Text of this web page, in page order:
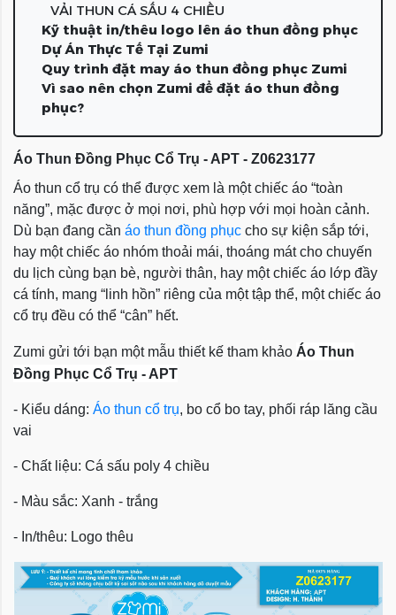
VẢI THUN CÁ SẤU 4 CHIỀU
Kỹ thuật in/thêu logo lên áo thun đồng phục
Dự Án Thực Tế Tại Zumi
Quy trình đặt may áo thun đồng phục Zumi
Vì sao nên chọn Zumi để đặt áo thun đồng
phục?
Áo Thun Đồng Phục Cổ Trụ - APT - Z0623177
Áo thun cổ trụ có thể được xem là một chiếc áo “toàn
năng”, mặc được ở mọi nơi, phù hợp với mọi hoàn cảnh.
Dù bạn đang cần áo thun đồng phục cho sự kiện sắp tới,
hay một chiếc áo nhóm thoải mái, thoáng mát cho chuyến
du lịch cùng bạn bè, người thân, hay một chiếc áo lớp đầy
cá tính, mang “linh hồn” riêng của một tập thể, một chiếc áo
cổ trụ đều có thể “cân” hết.
Zumi gửi tới bạn một mẫu thiết kế tham khảo Áo Thun
Đồng Phục Cổ Trụ - APT
- Kiểu dáng: Áo thun cổ trụ, bo cổ bo tay, phối ráp lăng cầu
vai
- Chất liệu: Cá sấu poly 4 chiều
- Màu sắc: Xanh - trắng
- In/thêu: Logo thêu